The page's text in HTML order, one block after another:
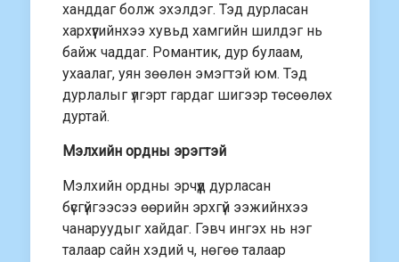
ханддаг болж эхэлдэг. Тэд дурласан
хархүүгийнхээ хувьд хамгийн шилдэг нь
байж чаддаг. Романтик, дур булаам,
ухаалаг, уян зөөлөн эмэгтэй юм. Тэд
дурлалыг үлгэрт гардаг шигээр төсөөлөх
дуртай.
Мэлхийн ордны эрэгтэй
Мэлхийн ордны эрчүүд дурласан
бүсгүйгээсээ өөрийн эрхгүй ээжийнхээ
чанаруудыг хайдаг. Гэвч ингэх нь нэг
талаар сайн хэдий ч, нөгөө талаар